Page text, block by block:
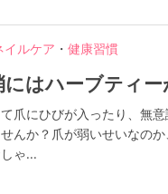
イルケア ・ 健康習慣
はハーブティー
爪にひびが入ったり、無
んか？爪が弱いせいなの
ゃ...